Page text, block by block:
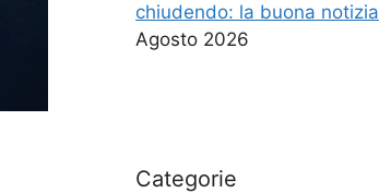
chiudendo: la buona notizia
Agosto 2026
Categorie